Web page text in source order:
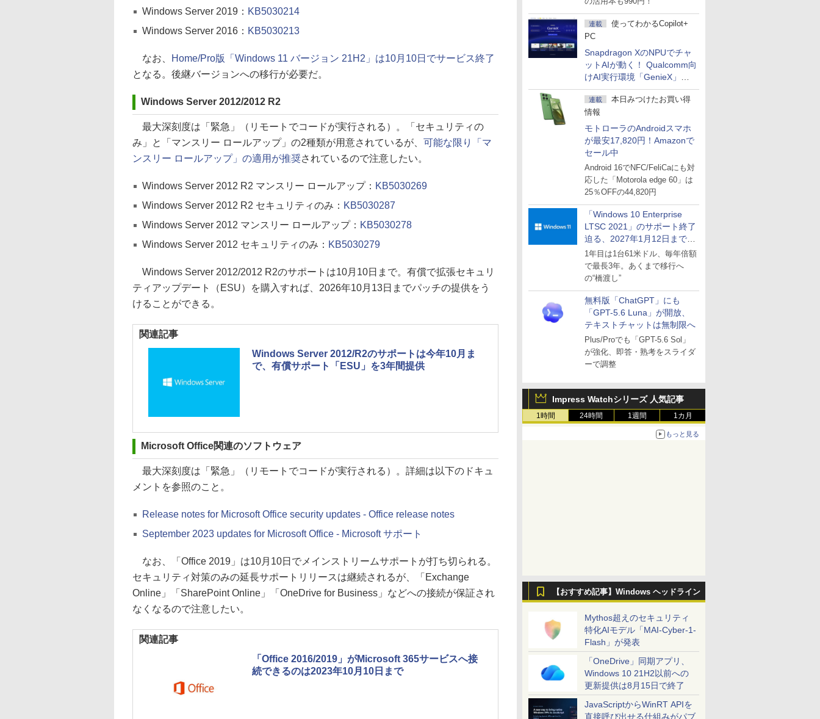
連載
使ってわかるCopilot+
PC
Snapdragon XのNPUでチャ
ットAIが動く！ Qualcomm向
けAI実行環境「GenieX」を
試してみた
連載
本日みつけたお買い得
情報
モトローラのAndroidスマホ
が最安17,820円！Amazonで
セール中
Android 16でNFC/FeliCaにも対
応した「Motorola edge 60」は
25％OFFの44,820円
「Windows 10 Enterprise
LTSC 2021」のサポート終了
迫る、2027年1月12日まで
～ESUは9月1日から販売
1年目は1台61米ドル、毎年倍額
で最長3年。あくまで移行へ
の“橋渡し”
無料版「ChatGPT」にも
「GPT-5.6 Luna」が開放、
テキストチャットは無制限へ
Plus/Proでも「GPT-5.6 Sol」
が強化、即答・熟考をスライダ
ーで調整
Impress Watchシリーズ 人気記事
1時間 24時間 1週間 1カ月
もっと見る
【おすすめ記事】Windows ヘッドライン
Mythos超えのセキュリティ
特化AIモデル「MAI-Cyber-1-
Flash」が発表
「OneDrive」同期アプリ、
Windows 10 21H2以前への
更新提供は8月15日で終了
JavaScriptからWinRT APIを
直接呼び出せる仕組みがパブ
Windows Server 2019： KB5030214
Windows Server 2016： KB5030213
なお、
Home/Pro版「Windows 11 バージョン 21H2」は10月10日でサービス終了
となる。後継バージョンへの移行が必要だ。
Windows Server 2012/2012 R2
最大深刻度は「緊急」（リモートでコードが実行される）。「セキュリティの
み」と「マンスリー ロールアップ」の2種類が用意されているが、 可能な限り「マ
ンスリー ロールアップ」の適用が推奨されているので注意したい。
Windows Server 2012 R2 マンスリー ロールアップ： KB5030269
Windows Server 2012 R2 セキュリティのみ： KB5030287
Windows Server 2012 マンスリー ロールアップ： KB5030278
Windows Server 2012 セキュリティのみ： KB5030279
Windows Server 2012/2012 R2のサポートは10月10日まで。有償で拡張セキュリ
ティアップデート（ESU）を購入すれば、2026年10月13日までパッチの提供をう
けることができる。
関連記事
Windows Server 2012/R2のサポートは今年10月ま
で、有償サポート「ESU」を3年間提供
Microsoft Office関連のソフトウェア
最大深刻度は「緊急」（リモートでコードが実行される）。詳細は以下のドキュ
メントを参照のこと。
Release notes for Microsoft Office security updates - Office release notes
September 2023 updates for Microsoft Office - Microsoft サポート
なお、「Office 2019」は10月10日でメインストリームサポートが打ち切られる。
セキュリティ対策のみの延長サポートリリースは継続されるが、「Exchange
Online」「SharePoint Online」「OneDrive for Business」などへの接続が保証され
なくなるので注意したい。
関連記事
「Office 2016/2019」がMicrosoft 365サービスへ接
続できるのは2023年10月10日まで